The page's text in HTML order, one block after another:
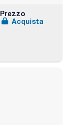
Prezzo
Acquista